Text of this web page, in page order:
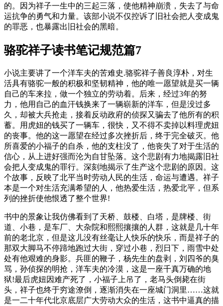
的。因为祥子一生中的三起三落，使他精神崩溃，失去了与命
运抗争的勇气和力量。该部小说不仅控诉了旧社会把人变成鬼
的罪恶，也暴露出旧社会的黑暗。
骆驼祥子读书笔记规范篇7
小说主要讲了一个洋车夫的苦难史.骆驼祥子善良淳朴，对生
活具有骆驼一般的积极和坚韧精神，他的唯一愿望就是买一辆
自己的车来拉，做一个独立的劳动着。后来，经过3年的努
力，他用自己的血汗钱换来了一辆崭新的洋车，但是没过多
久，却被大兵抢走，接着反动政府的侦探又骗去了他所有的积
蓄。用虎妞的钱买了一辆车，很快，又不得不卖掉以料理虎妞
的丧事。他的这一愿望在经过多次挫折后，终于完全破灭。他
所喜爱的小福子的自杀，他的支柱没了，他丧失了对于生活的
信心，从上进好强而沦为自甘坠落。这个悲剧有力地揭露旧社
会把人变成鬼的罪行。深刻地揭示了生产这个悲剧的原因。这
个故事，反映了北平当时劳动人民的生活，命运与遭遇。祥子
本是一个对生活充满希望的人，他热爱生活，热爱北平，但系
列的挫折使他恨透了整个世界!
书中的景象让我仿佛看到了天桥、鼓楼、白塔，是牌楼、街
道、小巷，是车厂、大杂院和熙熙攘攘的人群，这就是几十年
前的老北京，但是这儿没有丝毫让人快乐的快乐，而是祥子的
那双大脚马不停蹄地跑过大街，穿过小巷，烈日下，雨雪中处
处有他艰难的身影。兵匪的鞭子，杨先生的盘剥，刘四爷的臭
骂，孙侦探的明抢，洋车夫的冷漠，这是一座千真万确的地
狱!最后虎妞因难产死了，小福子上吊了，老马头倒毙在街
头，祥子也终于穷途潦倒，逐渐消失在一座城门洞里……这就
是一二十年代北京底层广大劳动大众的生活，这书中逼真的描